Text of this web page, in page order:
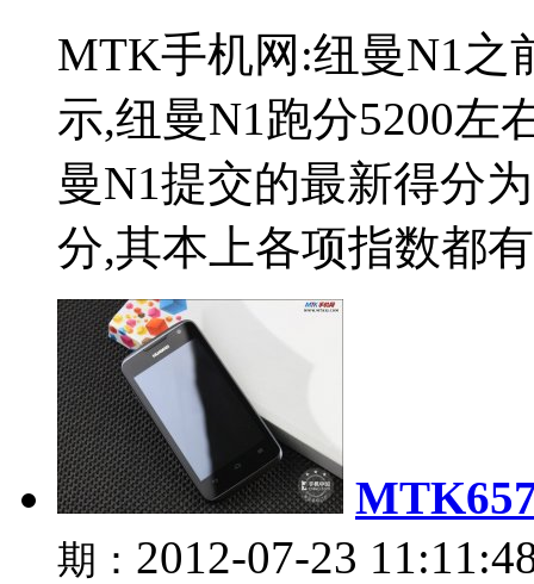
MTK手机网:纽曼N1之
示,纽曼N1跑分5200左
曼N1提交的最新得分
分,其本上各项指数都
期： 2012-07-23